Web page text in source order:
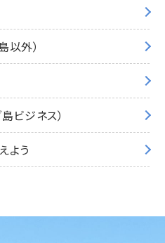
以外）
ビジネス）
よう